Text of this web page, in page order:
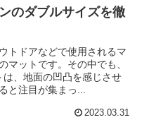
のダブルサイズを徹
トドアなどで使用されるマ
マットです。その中でも、
、地面の凹凸を感じさせ
と注目が集まっ...
2023.03.31